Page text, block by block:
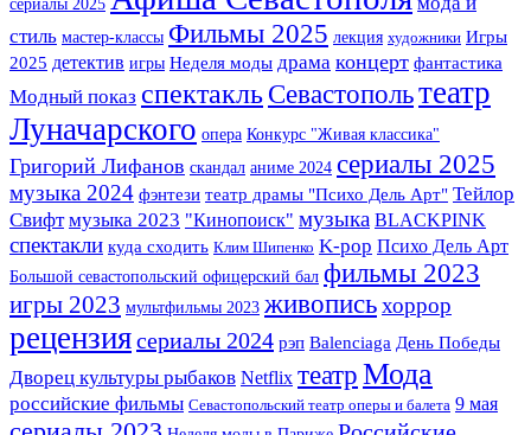
стиль мастер-классы Фильмы 2025 лекция художники Игры
2025 детектив игры Неделя моды драма концерт фантастика
Модный показ спектакльСевастопольтеатр
Луначарского опера Конкурс "Живая классика"
Григорий Лифанов скандал аниме 2024 сериалы 2025
музыка 2024 фэнтези театр драмы "Психо Дель Арт" Тейлор
Свифт музыка 2023 "Кинопоиск" музыка BLACKPINK
спектакли куда сходить Клим Шипенко K-pop Психо Дель Арт
Большой севастопольский офицерский бал фильмы 2023
игры 2023 мультфильмы 2023 живописьхоррор
рецензиясериалы 2024 рэп Balenciaga День Победы
Дворец культуры рыбаков Netflix театр Мода
российские фильмы Севастопольский театр оперы и балета 9 мая